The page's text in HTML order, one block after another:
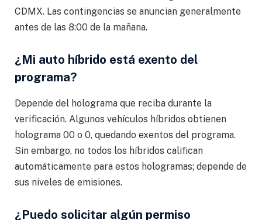
CDMX. Las contingencias se anuncian generalmente
antes de las 8:00 de la mañana.
¿Mi auto híbrido está exento del
programa?
Depende del holograma que reciba durante la
verificación. Algunos vehículos híbridos obtienen
holograma 00 o 0, quedando exentos del programa.
Sin embargo, no todos los híbridos califican
automáticamente para estos hologramas; depende de
sus niveles de emisiones.
¿Puedo solicitar algún permiso